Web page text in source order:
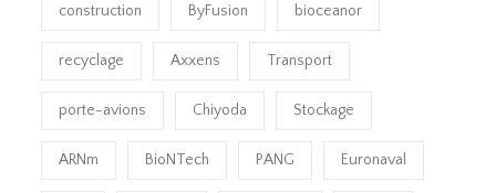
construction ByFusion bioceanor
recyclage Axxens Transport
porte-avions Chiyoda Stockage
ARNm BioNTech PANG Euronaval